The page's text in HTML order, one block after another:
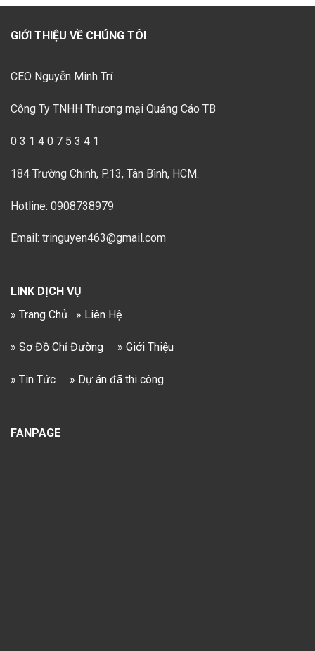
GIỚI THIỆU VỀ CHÚNG TÔI
CEO Nguyễn Minh Trí
Công Ty TNHH Thương mại Quảng Cáo TB
0 3 1 4 0 7 5 3 4 1
184 Trường Chinh, P.13, Tân Bình, HCM.
Hotline: 0908738979
Email: tringuyen463@gmail.com
LINK DỊCH VỤ
» Trang Chủ
» Liên Hệ
» Sơ Đồ Chỉ Đường » Giới Thiệu
» Tin Tức » Dự án đã thi công
FANPAGE